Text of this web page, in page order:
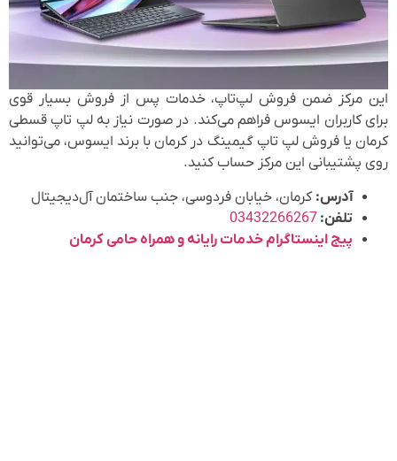
این مرکز ضمن فروش لپ‌تاپ، خدمات پس از فروش بسیار قوی
برای کاربران ایسوس فراهم می‌کند. در صورت نیاز به لپ تاپ قسطی
کرمان یا فروش لپ تاپ گیمینگ در کرمان با برند ایسوس، می‌توانید
روی پشتیبانی این مرکز حساب کنید.
آدرس: کرمان، خیابان فردوسی، جنب ساختمان آل‌دیجیتال
تلفن: 03432266267
پیج اینستاگرام خدمات رایانه و همراه حامی کرمان